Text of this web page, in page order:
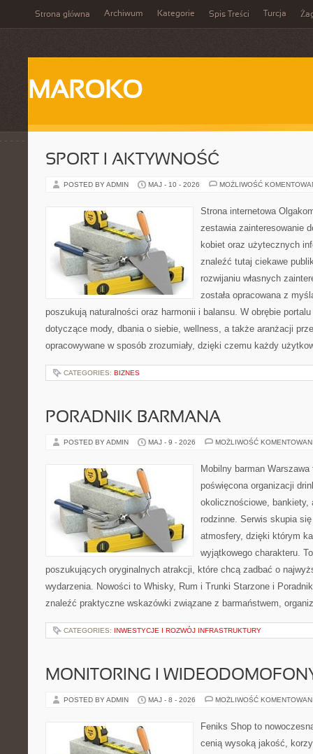
Strona główna Archiwum Kategorie Spis Treści Turcja
MAROKO
SPORT I AKTYWNOŚĆ
POSTED BY ADMIN MAJ - 10 - 2026 MOŻLIWOŚĆ
Strona internetowa
zestawia zainteresowanie
kobiet oraz użytecznych
znaleźć tutaj ciekawe
rozwijaniu własnych
została opracowana z
poszukują naturalności oraz harmonii i balansu. W obrębie
dotyczące mody, dbania o siebie, wellness, a także aranżacji
opracowywane w sposób zrozumiały, dzięki czemu każdy
CATEGORIES: BIZNES
PORADNIK BARMANA
POSTED BY ADMIN MAJ - 9 - 2026 MOŻLIWOŚĆ
Mobilny barman
poświęcona organizacji
okolicznościowe,
rodzinne. Serwis skupia
atmosfery, dzięki którym
wyjątkowego charakteru.
poszukujących oryginalnych atrakcji, które chcą zadbać o
wydarzenia. Nowości to Whisky, Rum i Trunki Starzone i
znaleźć praktyczne wskazówki związane z barmaństwem,
CATEGORIES: INWESTYCJE I ROZWÓJ INFRASTRUKTURY
MONITORING I
POSTED BY ADMIN MAJ - 8 - 2026 MOŻLIWOŚĆ
Feniks Shop to
cenią wysoką jakość,